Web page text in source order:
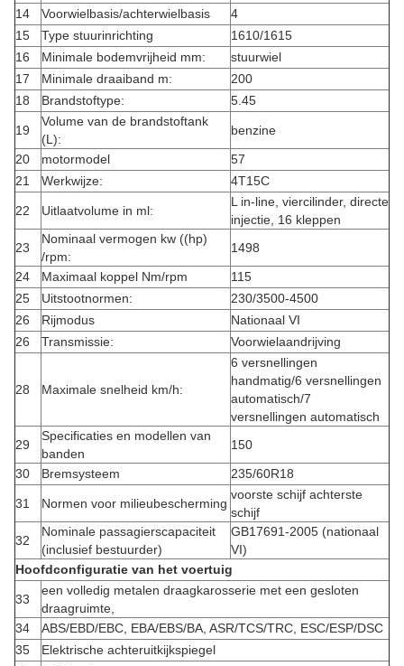
14
Voorwielbasis/achterwielbasis
4
15
Type stuurinrichting
1610/1615
16
Minimale bodemvrijheid mm:
stuurwiel
17
Minimale draaiband m:
200
18
Brandstoftype: 5.45
19
Volume van de brandstoftank
(L):
benzine
20
motormodel
57
21
Werkwijze: 4T15C
22 Uitlaatvolume in ml:
L in-line, viercilinder, directe
injectie, 16 kleppen
23
Nominaal vermogen kw ((hp)
/rpm:
1498
24
Maximaal koppel Nm/rpm
115
25
Uitstootnormen:
230/3500-4500
26
Rijmodus
Nationaal VI
26
Transmissie: Voorwielaandrijving
28 Maximale snelheid km/h:
6 versnellingen
handmatig/6 versnellingen
automatisch/7
versnellingen automatisch
29
Specificaties en modellen van
banden
150
30
Bremsysteem 235/60R18
31 Normen voor milieubescherming
voorste schijf achterste
schijf
32
Nominale passagierscapaciteit
(inclusief bestuurder)
GB17691-2005 (nationaal
VI)
Hoofdconfiguratie van het voertuig
33
een volledig metalen draagkarosserie met een gesloten
draagruimte,
34
ABS/EBD/EBC, EBA/EBS/BA, ASR/TCS/TRC, ESC/ESP/DSC
35
Elektrische achteruitkijkspiegel